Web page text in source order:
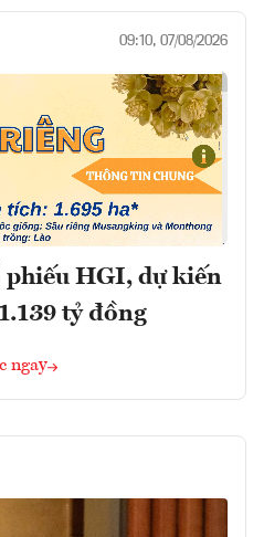
09:10, 07/08/2026
phiếu HGI, dự kiến
tỷ đồng
ngay